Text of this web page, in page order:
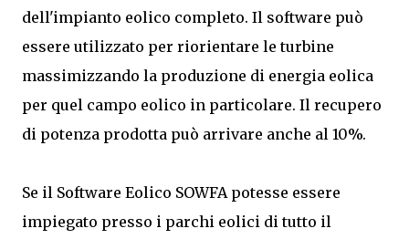
dell'impianto eolico completo. Il software può
essere utilizzato per riorientare le turbine
massimizzando la produzione di energia eolica
per quel campo eolico in particolare. Il recupero
di potenza prodotta può arrivare anche al 10%.
Se il Software Eolico SOWFA potesse essere
impiegato presso i parchi eolici di tutto il